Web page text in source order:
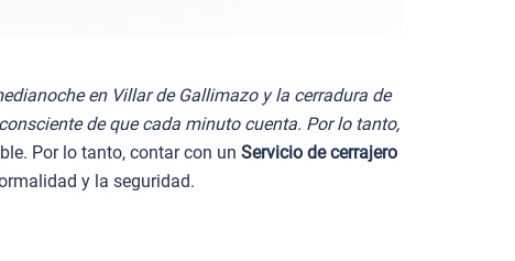
en Villar de Gallimazo y la cerradura de
de que cada minuto cuenta. Por lo tanto,
Por lo tanto, contar con un Servicio de cerrajero
y la seguridad.